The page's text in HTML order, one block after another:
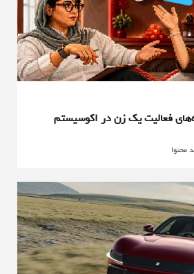
فعالیت یک زن در اکوسیستم
محتوا